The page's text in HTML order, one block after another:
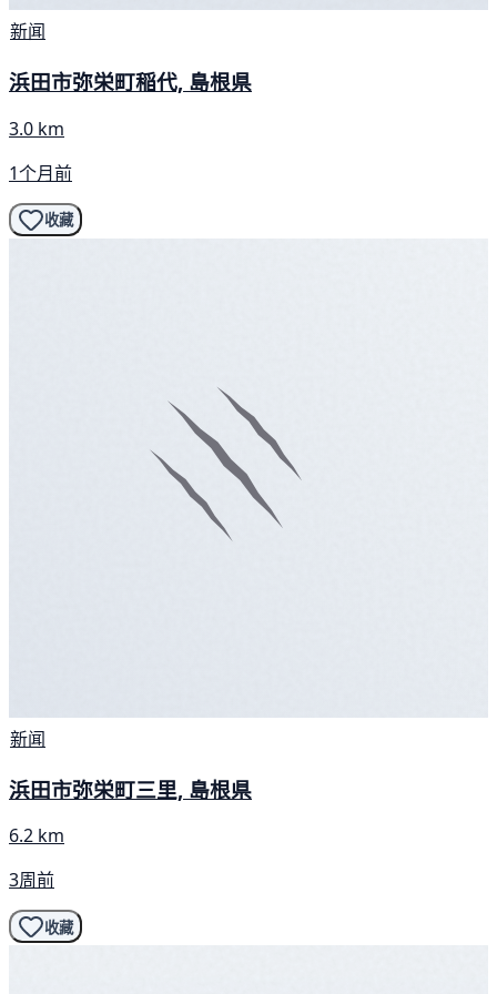
新闻
浜田市弥栄町稲代, 島根県
3.0 km
1个月前
收藏
新闻
浜田市弥栄町三里, 島根県
6.2 km
3周前
收藏